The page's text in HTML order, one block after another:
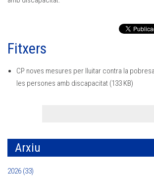
Fitxers
CP noves mesures per lluitar contra la
les persones amb discapacitat (133 KB)
Arxiu
2026 (33)